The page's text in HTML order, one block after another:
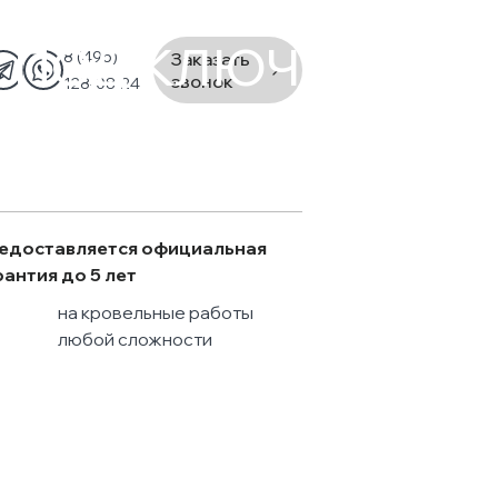
8 (495)
128-08-24
Заказать
звонок
ПОД КЛЮЧ
официальная
до 5 лет
на кровельные работы
любой сложности